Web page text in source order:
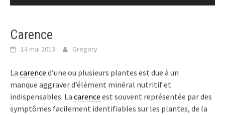
Carence
14 mai 2013 Gregory
La carence d’une ou plusieurs plantes est due à un
manque aggraver d’élément minéral nutritif et
indispensables. La carence est souvent représentée par des
symptômes facilement identifiables sur les plantes, de la